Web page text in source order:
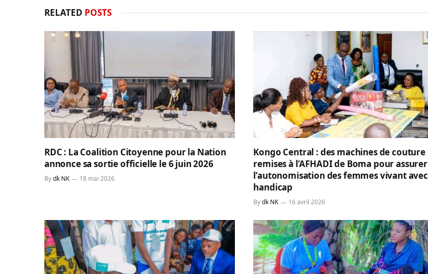
RELATED POSTS
RDC : La Coalition Citoyenne pour la Nation
annonce sa sortie officielle le 6 juin 2026
Bydk NK 18 mai 2026
Kongo Central : des machines de couture
remises à l’AFHADI de Boma pour assurer
l’autonomisation des femmes vivant avec
handicap
By dk NK 16 avril 2026